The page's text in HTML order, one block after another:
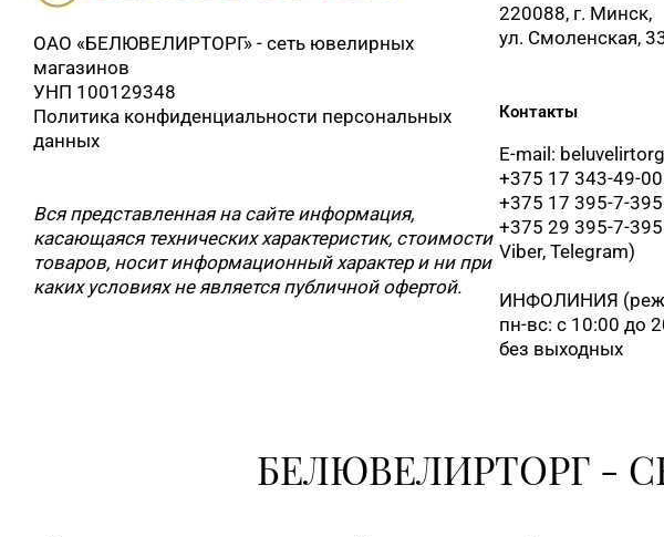
ОАО «БЕЛЮВЕЛИРТОРГ» - сеть ювелирных
магазинов
УНП 100129348
Политика конфиденциальности персональных
данных
Вся представленная на сайте информация,
касающаяся технических характеристик, стоимости
товаров, носит информационный характер и ни при
каких условиях не является публичной офертой.
220088, г. Минск,
ул. Смоленская,
Контакты
E-mail:
+375 17 343-49-
+375 17 395-7-395
+375 29 395-7-395
Viber, Telegram)
ИНФОЛИНИЯ
пн-вс: с 10:00 до
без выходных
БЕЛЮВЕЛИРТОРГ -